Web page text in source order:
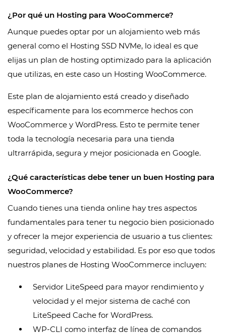
¿Por qué un Hosting para WooCommerce?
Aunque puedes optar por un alojamiento web más
general como el Hosting SSD NVMe, lo ideal es que
elijas un plan de hosting optimizado para la aplicación
que utilizas, en este caso un Hosting WooCommerce.
Este plan de alojamiento está creado y diseñado
específicamente para los ecommerce hechos con
WooCommerce y WordPress. Esto te permite tener
toda la tecnología necesaria para una tienda
ultrarrápida, segura y mejor posicionada en Google.
¿Qué características debe tener un buen Hosting para
WooCommerce?
Cuando tienes una tienda online hay tres aspectos
fundamentales para tener tu negocio bien posicionado
y ofrecer la mejor experiencia de usuario a tus clientes:
seguridad, velocidad y estabilidad. Es por eso que todos
nuestros planes de Hosting WooCommerce incluyen:
Servidor LiteSpeed para mayor rendimiento y
velocidad y el mejor sistema de caché con
LiteSpeed Cache for WordPress.
WP-CLI como interfaz de línea de comandos